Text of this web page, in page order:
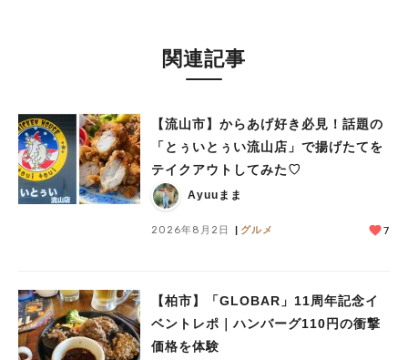
関連記事
【流山市】からあげ好き必見！話題の
「とぅいとぅい流山店」で揚げたてを
テイクアウトしてみた♡
Ayuuまま
2026年8月2日 グルメ 7
【柏市】「GLOBAR」11周年記念イ
ベントレポ｜ハンバーグ110円の衝撃
価格を体験
人気のキーワード
#ラーメン#ショッピング #カフェ#スイーツ#パン#カレー#柏駅
#イベント#公園#教えたい／教えて投稿記事
#教えたい/こんなの見つけた